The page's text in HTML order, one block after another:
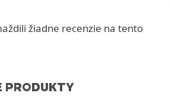
žiadne recenzie na tento
PRODUKTY